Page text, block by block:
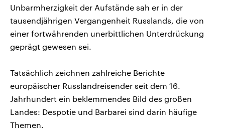
Unbarmherzigkeit der Aufstände sah er in der
tausendjährigen Vergangenheit Russlands, die von
einer fortwährenden unerbittlichen Unterdrückung
geprägt gewesen sei.
Tatsächlich zeichnen zahlreiche Berichte
europäischer Russlandreisender seit dem 16.
Jahrhundert ein beklemmendes Bild des großen
Landes: Despotie und Barbarei sind darin häufige
Themen.